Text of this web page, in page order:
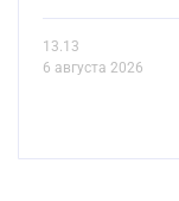
13.13
6 августа 2026